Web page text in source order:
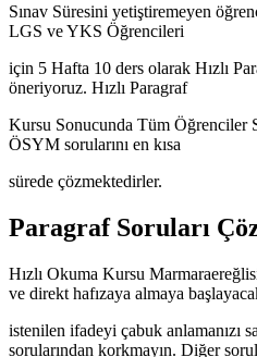
Sınav Süresini yetiştiremeyen
LGS ve YKS Öğrencileri
için 5 Hafta 10 ders olarak Hızlı
öneriyoruz. Hızlı Paragraf
Kursu Sonucunda Tüm Öğrenciler
ÖSYM sorularını en kısa
sürede çözmektedirler.
Paragraf Soruları
Hızlı Okuma Kursu
ve direkt hafızaya almaya
istenilen ifadeyi çabuk anlamanızı
sorularından korkmayın. Diğer